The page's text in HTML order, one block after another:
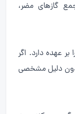
گازهای مضر،
بر عهده دارد. اگر
دلیل مشخصی